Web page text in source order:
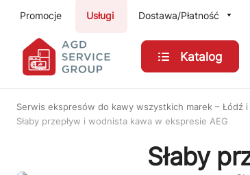
Promocje Usługi Dostawa/Płatność
Katalog
Serwis ekspresów do kawy wszystkich marek – Łódź i
Słaby przepływ i wodnista kawa w ekspresie AEG
Słaby